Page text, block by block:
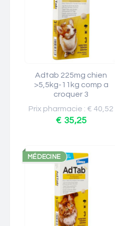
Adtab 225mg chien
>5,5kg-11kg comp a
croquer 3
Prix pharmacie : € 40,52
€ 35,25
MÉDECINE